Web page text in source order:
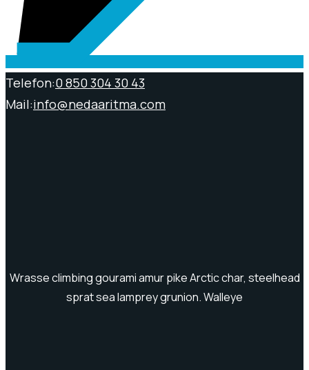
Telefon:0 850 304 30 43
Mail:info@nedaaritma.com
Wrasse climbing gourami amur pike Arctic char, steelhead
sprat sea lamprey grunion. Walleye